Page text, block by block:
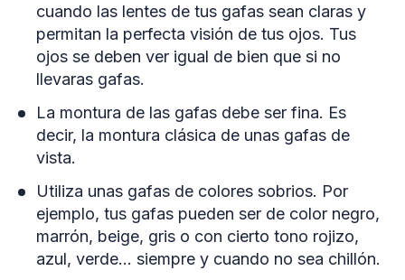
cuando las lentes de tus gafas sean claras y
permitan la perfecta visión de tus ojos. Tus
ojos se deben ver igual de bien que si no
llevaras gafas.
La montura de las gafas debe ser fina. Es
decir, la montura clásica de unas gafas de
vista.
Utiliza unas gafas de colores sobrios. Por
ejemplo, tus gafas pueden ser de color negro,
marrón, beige, gris o con cierto tono rojizo,
azul, verde… siempre y cuando no sea chillón.